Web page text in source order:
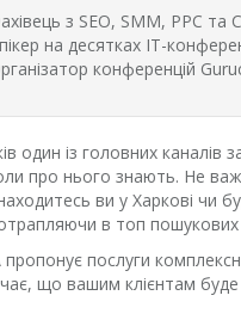
з SEO, SMM, PPC та
на десятках ІТ-
конференцій
один із головних каналів
про нього знають. Не
ви у Харкові
в топ
послуги
що вашим клієнтам